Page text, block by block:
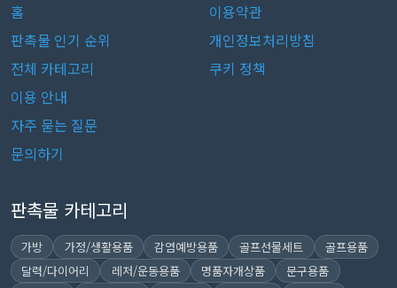
홈
판촉물 인기 순위
전체 카테고리
이용 안내
자주 묻는 질문
문의하기
이용약관
개인정보처리방침
쿠키 정책
판촉물 카테고리
가방 가정/생활용품 감염예방용품 골프선물세트
골프용품
달력/다이어리
레저/운동용품 명품자개상품
문구용품